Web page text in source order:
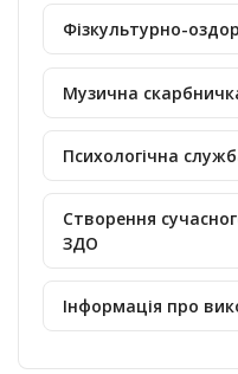
Фізкультурно-
Музична
Психологічна
Створення
ЗДО
Інформація про